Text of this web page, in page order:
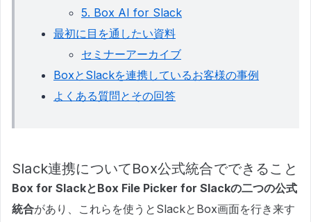
5. Box AI for Slack
最初に目を通したい資料
セミナーアーカイブ
BoxとSlackを連携しているお客様の事例
よくある質問とその回答
Slack連携についてBox公式統合でできること
Box for SlackとBox File Picker for Slackの二つの公式
統合があり、これらを使うとSlackとBox画面を行き来す